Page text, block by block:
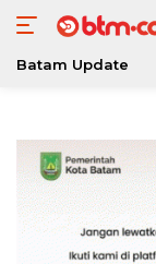
konten
Batam Update